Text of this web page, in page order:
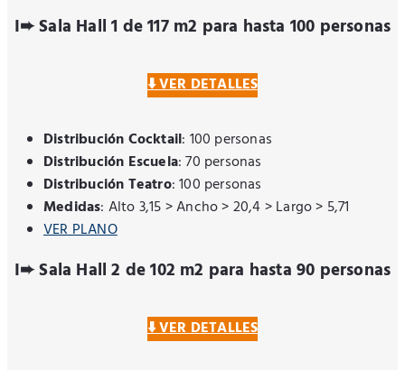
I➨ Sala Hall 1 de 117 m2 para hasta 100 personas
⬇️ VER DETALLES
Distribución Cocktail: 100 personas
Distribución Escuela: 70 personas
Distribución Teatro: 100 personas
Medidas: Alto 3,15 > Ancho > 20,4 > Largo > 5,71
VER PLANO
I➨ Sala Hall 2 de 102 m2 para hasta 90 personas
⬇️ VER DETALLES